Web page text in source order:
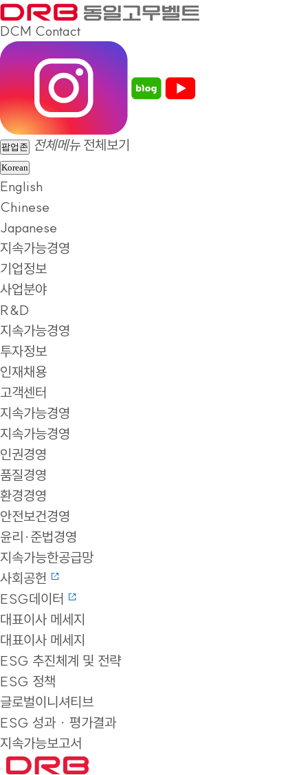
DCM Contact
팝업존 전체메뉴 전체보기
Korean
English
Chinese
Japanese
지속가능경영
기업정보
사업분야
R&D
지속가능경영
투자정보
인재채용
고객센터
지속가능경영
지속가능경영
인권경영
품질경영
환경경영
안전보건경영
윤리·준법경영
지속가능한공급망
사회공헌
ESG데이터
대표이사 메세지
대표이사 메세지
ESG 추진체계 및 전략
ESG 정책
글로벌이니셔티브
ESG 성과 · 평가결과
지속가능보고서